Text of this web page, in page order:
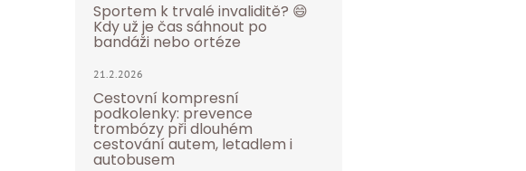
Sportem k trvalé invaliditě? 😄
Kdy už je čas sáhnout po
bandáži nebo ortéze
21.2.2026
Cestovní kompresní
podkolenky: prevence
trombózy při dlouhém
cestování autem, letadlem i
autobusem